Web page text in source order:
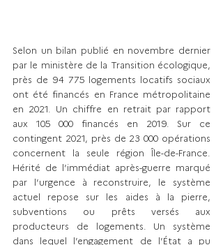
Selon un bilan publié en novembre dernier
par le ministère de la Transition écologique,
près de 94 775 logements locatifs sociaux
ont été financés en France métropolitaine
en 2021. Un chiffre en retrait par rapport
aux 105 000 financés en 2019. Sur ce
contingent 2021, près de 23 000 opérations
concernent la seule région Île-de-France.
Hérité de l’immédiat après-guerre marqué
par l’urgence à reconstruire, le système
actuel repose sur les aides à la pierre,
subventions ou prêts versés aux
producteurs de logements. Un système
dans lequel l’engagement de l’État a pu